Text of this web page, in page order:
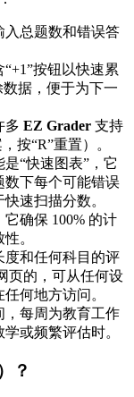
入总题数和错误答
按钮以快速累
据，便于为下一
多 EZ Grader 支持
按“R”重置）。
是“快速图表”，它
数下每个可能错误
速扫描分数。
它确保 100% 的计
。
度和任何科目的评
页的，可从任何设
何地方访问。
，每周为教育工作
或频繁评估时。
？